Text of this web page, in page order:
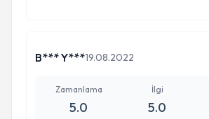
B*** Y***19.08.2022
Zamanlama
5.0
İlgi
5.0